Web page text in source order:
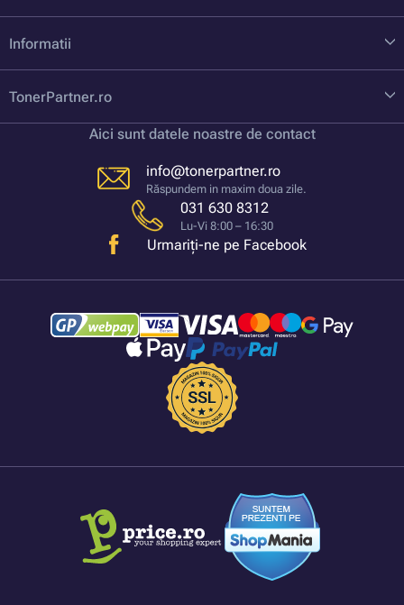
Informatii
TonerPartner.ro
Aici sunt datele noastre de contact
info@tonerpartner.ro
Răspundem in maxim doua zile.
031 630 8312
Lu-Vi 8:00 – 16:30
Urmariți-ne pe Facebook